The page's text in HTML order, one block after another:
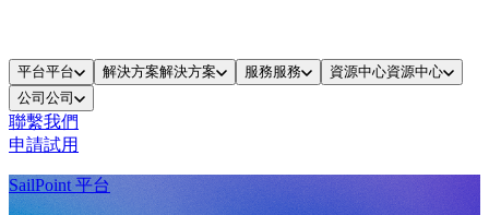
平台平台 解決方案解決方案 服務服務 資源中心資源中心
公司 公司
聯繫我們
申請試用
SailPoint 平台